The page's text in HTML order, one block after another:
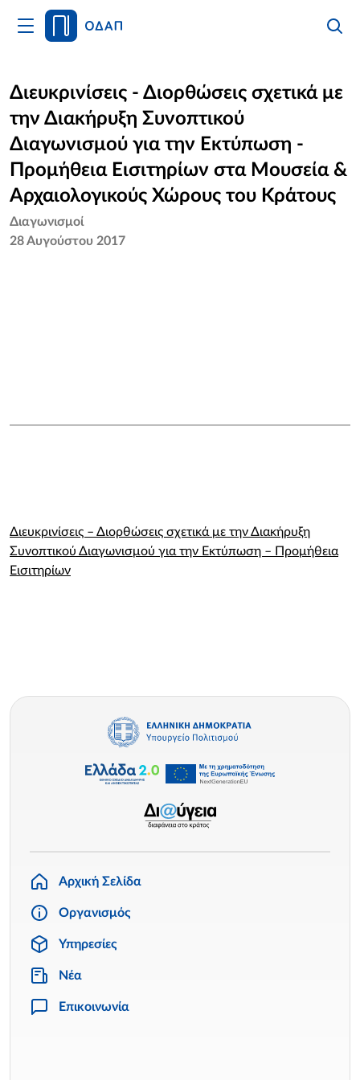
Άνοιγμα
Κυρίως
Αρχική
Οργανισμός
Υπηρεσίες
Νέα
Επικοινωνία
Διευκρινίσεις - Διορθώσεις σχετικά με
την Διακήρυξη Συνοπτικού
Διαγωνισμού για την Εκτύπωση -
Προμήθεια Εισιτηρίων στα Μουσεία &
Αρχαιολογικούς Χώρους του Κράτους
Διαγωνισμοί
28 Αυγούστου 2017
Διευκρινίσεις – Διορθώσεις σχετικά με την Διακήρυξη
Συνοπτικού Διαγωνισμού για την Εκτύπωση – Προμήθεια
Εισιτηρίων
Αρχική Σελίδα
Οργανισμός
Υπηρεσίες
Νέα
Επικοινωνία